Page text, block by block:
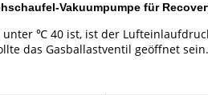
Vakuumpumpe für
℃ 40 ist, ist der
das Gasballastventil geöffnet sein.